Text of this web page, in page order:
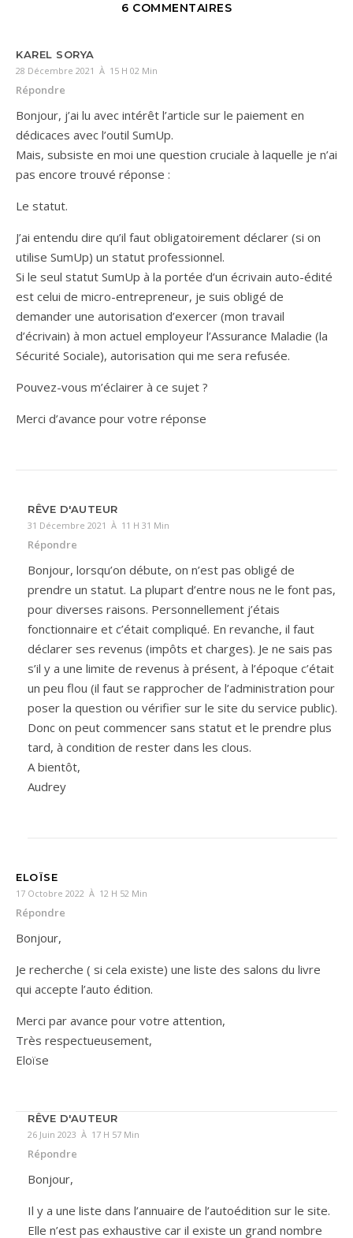
6 COMMENTAIRES
KAREL SORYA
28 Décembre 2021 À 15 H 02 Min
Répondre
Bonjour, j’ai lu avec intérêt l’article sur le paiement en
dédicaces avec l’outil SumUp.
Mais, subsiste en moi une question cruciale à laquelle je n’ai
pas encore trouvé réponse :
Le statut.
J’ai entendu dire qu’il faut obligatoirement déclarer (si on
utilise SumUp) un statut professionnel.
Si le seul statut SumUp à la portée d’un écrivain auto-édité
est celui de micro-entrepreneur, je suis obligé de
demander une autorisation d’exercer (mon travail
d’écrivain) à mon actuel employeur l’Assurance Maladie (la
Sécurité Sociale), autorisation qui me sera refusée.
Pouvez-vous m’éclairer à ce sujet ?
Merci d’avance pour votre réponse
RÊVE D'AUTEUR
31 Décembre 2021 À 11 H 31 Min
Répondre
Bonjour, lorsqu’on débute, on n’est pas obligé de
prendre un statut. La plupart d’entre nous ne le font pas,
pour diverses raisons. Personnellement j’étais
fonctionnaire et c’était compliqué. En revanche, il faut
déclarer ses revenus (impôts et charges). Je ne sais pas
s’il y a une limite de revenus à présent, à l’époque c’était
un peu flou (il faut se rapprocher de l’administration pour
poser la question ou vérifier sur le site du service public).
Donc on peut commencer sans statut et le prendre plus
tard, à condition de rester dans les clous.
A bientôt,
Audrey
ELOÏSE
17 Octobre 2022 À 12 H 52 Min
Répondre
Bonjour,
Je recherche ( si cela existe) une liste des salons du livre
qui accepte l’auto édition.
Merci par avance pour votre attention,
Très respectueusement,
Eloïse
RÊVE D'AUTEUR
26 Juin 2023 À 17 H 57 Min
Répondre
Bonjour,
Il y a une liste dans l’annuaire de l’autoédition sur le site.
Elle n’est pas exhaustive car il existe un grand nombre